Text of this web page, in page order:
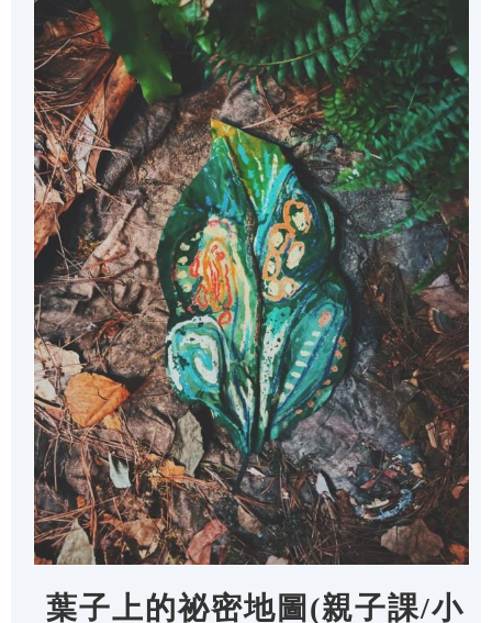
葉子上的祕密地圖(親子課/小